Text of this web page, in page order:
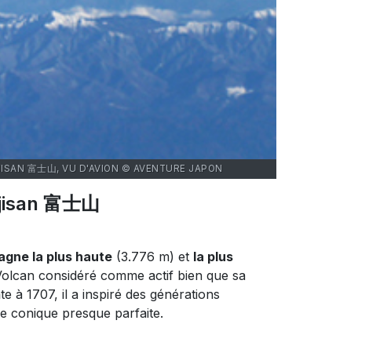
富士山, VU D'AVION © AVENTURE JAPON
富士山
la plus haute (3.776 m) et la plus
considéré comme actif bien que sa
à 1707, il a inspiré des générations
conique presque parfaite.